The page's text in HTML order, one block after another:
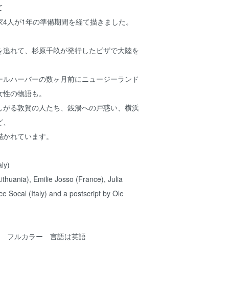
人が1年の準備期間を経て描きました。
れて、杉原千畝が発行したビザで大陸を
ルハーバーの数ヶ月前にニュージーランド
の物語も。
る敦賀の人たち、銭湯への戸惑い、横浜
れています。
Emilie Josso (France), Julia
Socal (Italy) and a postscript by Ole
フルカラー 言語は英語